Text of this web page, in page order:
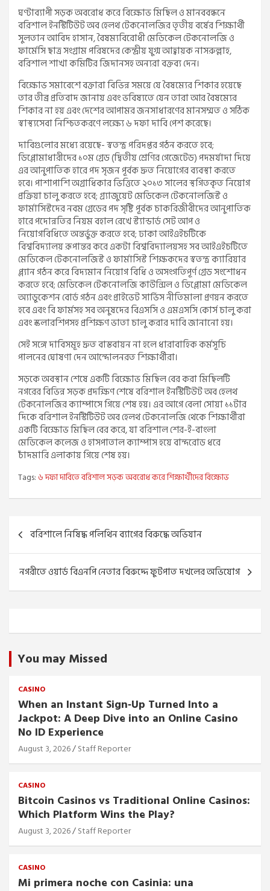
ঘণ্টাব্যাপী সড়ক অবরোধ করে বিক্ষোভ মিছিল ও মানববন্ধনে
বরিশাল ইনস্টিটিউট অব হেলথ টেকনোলজির তৃতীয় বর্ষের শিক্ষার্থী
সুলতান আবিদ হাসান, বৈষম্যবিরোধী মেডিকেল টেকনোলজি ও
ফার্মেসি ছাত্র সংগ্রাম পরিষদের কেন্দ্রীয় যুগ্ম আহ্বায়ক নাসরুল্লাহ,
বরিশাল শাখা কমিটির জিদানসহ অন্যরা বক্তব্য দেন।
বিক্ষোভ সমাবেশে বক্তারা বিভিন্ন সময়ে যে বৈষম্যের শিকার হয়েছে
তার তীব্র প্রতিবাদ জানায় এবং ভবিষ্যতে যেন তারা আর বৈষম্যের
শিকার না হয় এবং দেশের আপামর জনসাধারণের মানসম্মত ও সঠিক
স্বাস্থ্যসেবা নিশ্চিতকরণে লক্ষ্যে ৬ দফা দাবি পেশ করেছে।
দাবিগুলোর মধ্যে রয়েছে- স্বতন্ত্র পরিদপ্তর গঠন করতে হবে;
ডিপ্লোমাধারীদের ১০ম গ্রেড (দ্বিতীয় শ্রেণির গেজেটেড) পদমর্যাদা দিয়ে
এর আনুপাতিক হারে পদ সৃজন পূর্বক দ্রুত নিয়োগের ব্যবস্থা করতে
হবে। পাশাপাশি অগ্রাধিকার ভিত্তিতে ২০১৩ সালের স্থগিতকৃত নিয়োগ
প্রক্রিয়া চালু করতে হবে; গ্র্যাজুয়েট মেডিকেল টেকনোলজিস্ট ও
ফার্মাসিস্টদের নবম গ্রেডের পদ সৃষ্টি পূর্বক চাকরিজীবীদের আনুপাতিক
হারে পদোন্নতির নিয়ম বহাল রেখে স্ট্যান্ডার্ড সেট আপ ও
নিয়োগবিধিতে অন্তর্ভুক্ত করতে হবে; ঢাকা আইএইচটিকে
বিশ্ববিদ্যালয় রূপান্তর করে একটা বিশ্ববিদ্যালয়সহ সব আইএইচটিতে
মেডিকেল টেকনোলজিস্ট ও ফার্মাসিস্ট শিক্ষকদের স্বতন্ত্র ক্যারিয়ার
প্ল্যান গঠন করে বিদ্যমান নিয়োগ বিধি ও অসংগতিপূর্ণ গ্রেড সংশোধন
করতে হবে; মেডিকেল টেকনোলজি কাউন্সিল ও ডিপ্লোমা মেডিকেল
অ্যাডুকেশন বোর্ড গঠন এবং প্রাইভেট সার্ভিস নীতিমালা প্রণয়ন করতে
হবে এবং বি ফার্মসহ সব অনুষদের বিএসসি ও এমএসসি কোর্স চালু করা
এবং স্কলারশিপসহ প্রশিক্ষণ ভাতা চালু করার দাবি জানানো হয়।
সেই সঙ্গে দাবিসমূহ দ্রুত বাস্তবায়ন না হলে ধারাবাহিক কর্মসূচি
পালনের ঘোষণা দেন আন্দোলনরত শিক্ষার্থীরা।
সড়কে অবস্থান শেষে একটি বিক্ষোভ মিছিল বের করা মিছিলটি
নগরের বিভিন্ন সড়ক প্রদক্ষিণ শেষে বরিশাল ইনস্টিটিউট অব হেলথ
টেকনোলজির ক্যাম্পাসে গিয়ে শেষ হয়। এর আগে বেলা সোয়া ১১টার
দিকে বরিশাল ইনস্টিটিউট অব হেলথ টেকনোলজি থেকে শিক্ষার্থীরা
একটি বিক্ষোভ মিছিল বের করে, যা বরিশাল শের-ই-বাংলা
মেডিকেল কলেজ ও হাসপাতাল ক্যাম্পাস হয়ে বান্দরোড ধরে
চাঁদমারি এলাকায় গিয়ে শেষ হয়।
Tags: ৬ দফা দাবিতে বরিশাল সড়ক অবরোধ করে শিক্ষার্থীদের বিক্ষোভ
Post
navigation
বরিশালে নিষিদ্ধ পলিথিন ব্যাগের বিরুদ্ধে অভিযান
নগরীতে ওয়ার্ড বিএনপি নেতার বিরুদ্দে ফুটপাত দখলের অভিযোগ
You may Missed
CASINO
When an Instant Sign‑Up Turned Into a
Jackpot: A Deep Dive into an Online Casino
No ID Experience
August 3, 2026 Staff Reporter
CASINO
Bitcoin Casinos vs Traditional Online Casinos:
Which Platform Wins the Play?
August 3, 2026 Staff Reporter
CASINO
Mi primera noche con Casinia: una